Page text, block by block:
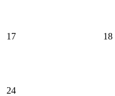
17 18
24